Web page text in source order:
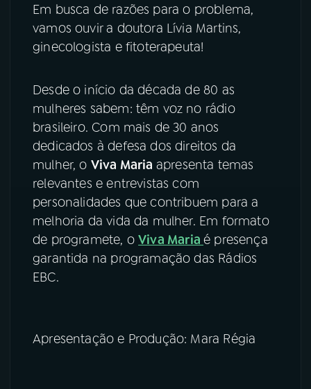
Facebook
Instagram X
TikTok
Em busca de razões para o problema,
vamos ouvir a doutora Lívia Martins,
ginecologista e fitoterapeuta!
Desde o início da década de 80 as
mulheres sabem: têm voz no rádio
brasileiro. Com mais de 30 anos
dedicados à defesa dos direitos da
mulher, o Viva Maria apresenta temas
relevantes e entrevistas com
personalidades que contribuem para a
melhoria da vida da mulher. Em formato
de programete, oViva Mariaé presença
garantida na programação das Rádios
EBC.
Apresentação e Produção: Mara Régia